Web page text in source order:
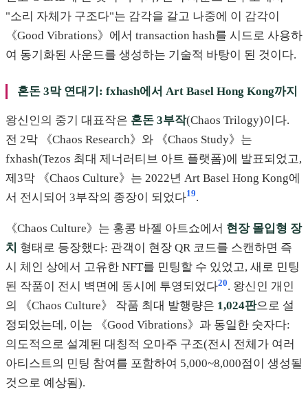
"소리 자체가 구조다"는 감각을 갈고 나중에 이 감각이
《Good Vibrations》에서 transaction hash를 시드로 사용하
여 동기화된 사운드를 생성하는 기술적 바탕이 된 것이다.
혼돈 3막 연대기: fxhash에서 Art Basel Hong Kong까지
왕신인의 중기 대표작은 혼돈 3부작(Chaos Trilogy)이다.
전 2막 《Chaos Research》와 《Chaos Study》는
fxhash(Tezos 최대 제너러티브 아트 플랫폼)에 발표되었고,
제3막 《Chaos Culture》는 2022년 Art Basel Hong Kong에
서 전시되어 3부작의 종장이 되었다19.
《Chaos Culture》는 홍콩 바젤 아트쇼에서 현장 몰입형 장
치 형태로 등장했다: 관객이 현장 QR 코드를 스캔하면 즉
시 체인 상에서 고유한 NFT를 민팅할 수 있었고, 새로 민팅
된 작품이 전시 벽면에 동시에 투영되었다20. 왕신인 개인
의 《Chaos Culture》 작품 최대 발행량은 1,024판으로 설
정되었는데, 이는 《Good Vibrations》과 동일한 숫자다:
의도적으로 설계된 대칭적 오마주 구조(전시 전체가 여러
아티스트의 민팅 참여를 포함하여 5,000~8,000점이 생성될
것으로 예상됨).